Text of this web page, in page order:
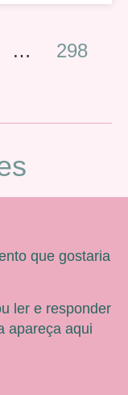
…
298
que gostaria
ler e responder
apareça aqui